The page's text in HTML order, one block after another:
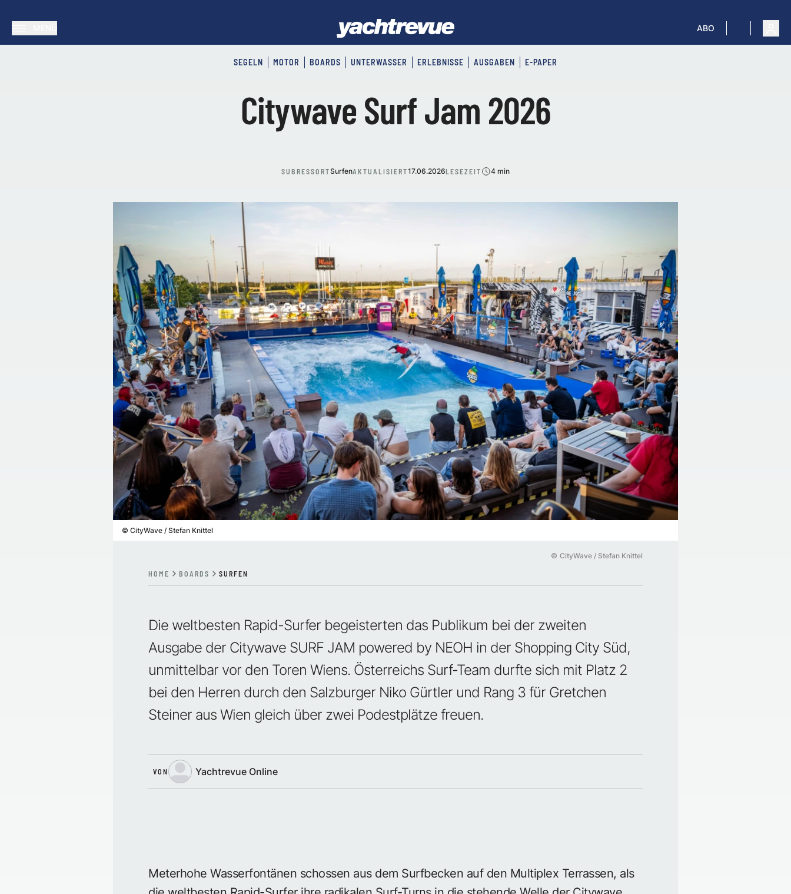
ABO
SEGELN MOTOR BOARDS UNTERWASSER ERLEBNISSE AUSGABEN E-PAPER
Citywave Surf Jam 2026
SUBRESSORTSurfenAKTUALISIERT17.06.2026LESEZEIT 4 min
© CityWave / Stefan Knittel
© CityWave / Stefan Knittel
HOME BOARDS SURFEN
Die weltbesten Rapid-Surfer begeisterten das Publikum bei der zweiten
Ausgabe der Citywave SURF JAM powered by NEOH in der Shopping City Süd,
unmittelbar vor den Toren Wiens. Österreichs Surf-Team durfte sich mit Platz 2
bei den Herren durch den Salzburger Niko Gürtler und Rang 3 für Gretchen
Steiner aus Wien gleich über zwei Podestplätze freuen.
VON Yachtrevue Online
Meterhohe Wasserfontänen schossen aus dem Surfbecken auf den Multiplex Terrassen, als